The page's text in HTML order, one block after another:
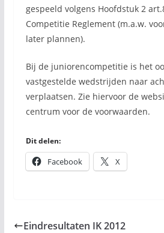
gespeeld volgens Hoofdstuk 2
Competitie Reglement (m.a.w.
later plannen).
Bij de juniorencompetitie is het
vastgestelde wedstrijden naar
verplaatsen. Zie hiervoor de
centrum voor de voorwaarden.
Dit delen:
Facebook X
Eindresultaten IK 2012